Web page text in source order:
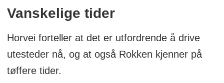
Vanskelige tider
Horvei forteller at det er utfordrende å drive
utesteder nå, og at også Rokken kjenner på
tøffere tider.